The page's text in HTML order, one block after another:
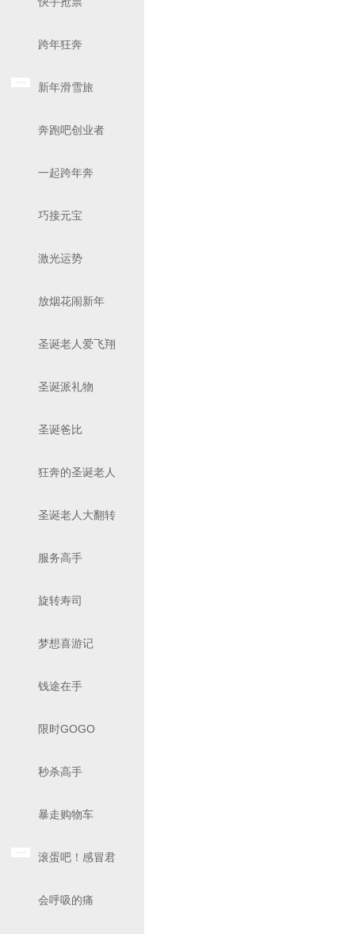
跨年狂奔
新年滑雪旅
奔跑吧创业者
一起跨年奔
巧接元宝
激光运势
放烟花闹新年
圣诞老人爱飞翔
圣诞派礼物
圣诞爸比
狂奔的圣诞老人
圣诞老人大翻转
服务高手
旋转寿司
梦想喜游记
钱途在手
限时GOGO
秒杀高手
暴走购物车
滚蛋吧！感冒君
会呼吸的痛